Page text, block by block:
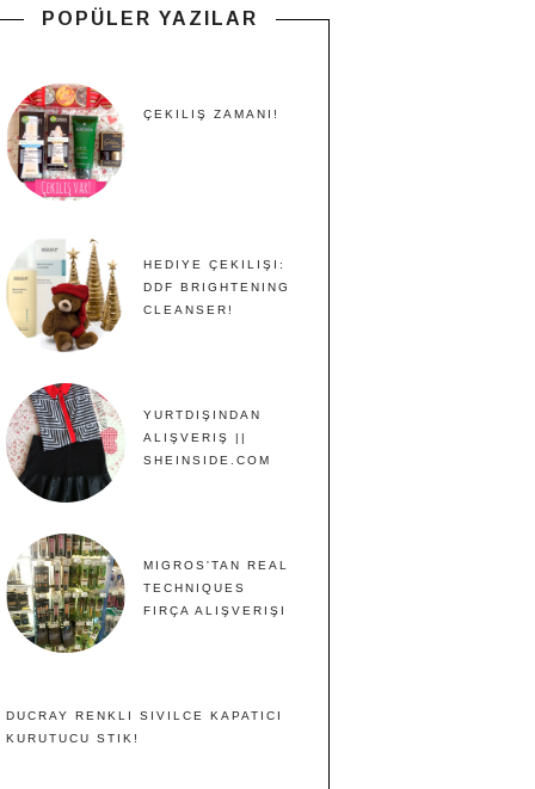
POPÜLER YAZILAR
ÇEKILIŞ ZAMANI!
HEDIYE ÇEKILIŞI:
DDF BRIGHTENING
CLEANSER!
YURTDIŞINDAN
ALIŞVERIŞ ||
SHEINSIDE.COM
MIGROS'TAN REAL
TECHNIQUES
FIRÇA ALIŞVERIŞI
DUCRAY RENKLI SIVILCE KAPATICI
KURUTUCU STIK!